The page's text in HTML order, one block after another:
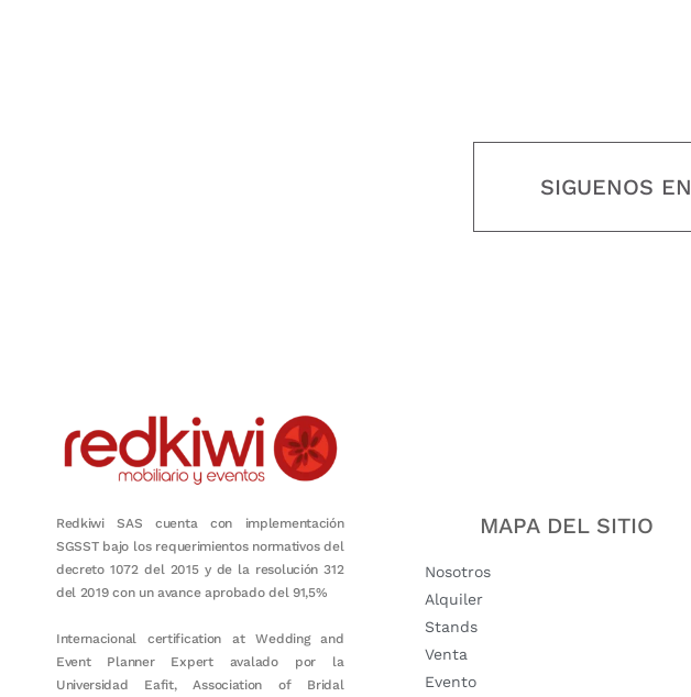
SIGUENOS EN
Redkiwi SAS cuenta con implementación
SGSST bajo los requerimientos normativos del
decreto 1072 del 2015 y de la resolución 312
del 2019 con un avance aprobado del 91,5%
Internacional certification at Wedding and
Event Planner Expert avalado por la
Universidad Eafit, Association of Bridal
MAPA DEL SITIO
Nosotros
Alquiler
Stands
Venta
Evento